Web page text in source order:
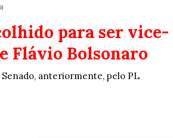
para ser vice-
Flávio Bolsonaro
anteriormente, pelo PL